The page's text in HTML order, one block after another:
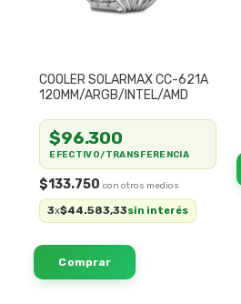
COOLER SOLARMAX CC-621A
120MM/ARGB/INTEL/AMD
$133.750
3x$44.583,33sin interés
$96.300
EFECTIVO/TRANSFERENCIA